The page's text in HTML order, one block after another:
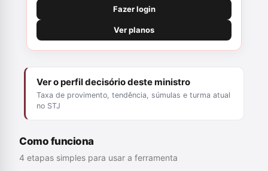
Fazer login
Ver planos
Ver o perfil decisório deste ministro
Taxa de provimento, tendência, súmulas e turma atual
no STJ
Como funciona
4 etapas simples para usar a ferramenta